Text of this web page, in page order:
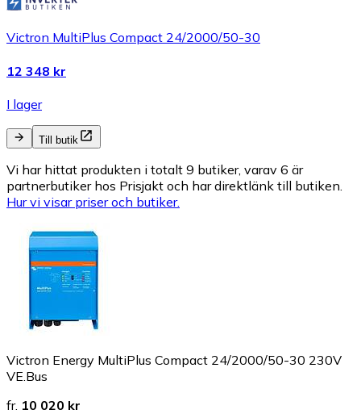
Victron MultiPlus Compact 24/2000/50-30
12 348 kr
I lager
Till butik
Vi har hittat produkten i totalt 9 butiker, varav 6 är
partnerbutiker hos Prisjakt och har direktlänk till butiken.
Hur vi visar priser och butiker.
Victron Energy MultiPlus Compact 24/2000/50-30 230V
VE.Bus
fr. 10 020 kr